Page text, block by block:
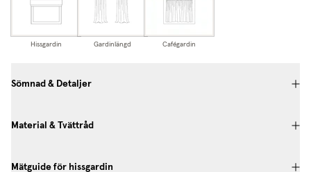
Hissgardin Gardinlängd Cafégardin
Sömnad & Detaljer
Material & Tvättråd
Mätguide för hissgardin